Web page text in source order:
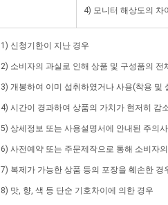
4) 모니터 해상도의 차
1) 신청기한이 지난 경우
2) 소비자의 과실로 인해 상품 및 구성품의
3) 개봉하여 이미 섭취하였거나 사용(착용 및
4) 시간이 경과하여 상품의 가치가 현저히 감
5) 상세정보 또는 사용설명서에 안내된 주의
6) 사전예약 또는 주문제작으로 통해 소비자
7) 복제가 가능한 상품 등의 포장을 훼손한 경
8) 맛, 향, 색 등 단순 기호차이에 의한 경우